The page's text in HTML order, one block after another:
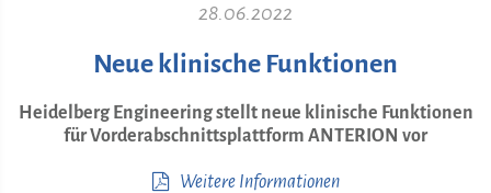
28.06.2022
Neue klinische Funktionen
Heidelberg Engineering stellt neue klinische Funktionen
für Vorderabschnittsplattform ANTERION vor
Weitere Informationen